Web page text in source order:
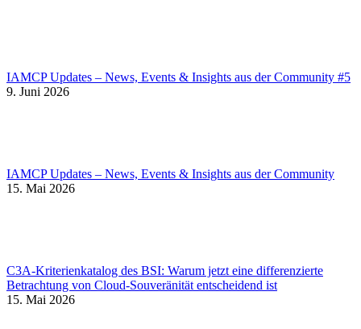
IAMCP Updates – News, Events & Insights aus der Community #5
9. Juni 2026
IAMCP Updates – News, Events & Insights aus der Community
15. Mai 2026
C3A-Kriterienkatalog des BSI: Warum jetzt eine differenzierte
Betrachtung von Cloud-Souveränität entscheidend ist
15. Mai 2026